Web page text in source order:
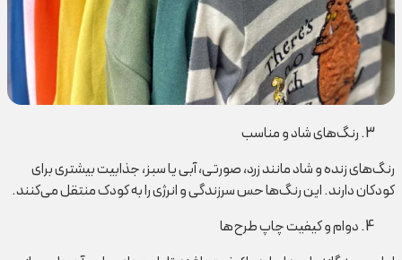
رنگ‌های شاد و مناسب
رنگ‌های زنده و شاد مانند زرد، صورتی، آبی یا سبز، جذابیت بیشتری برای
کودکان دارند. این رنگ‌ها حس سرزندگی و انرژی را به کودک منتقل می‌کنند.
دوام و کیفیت چاپ طرح‌ها